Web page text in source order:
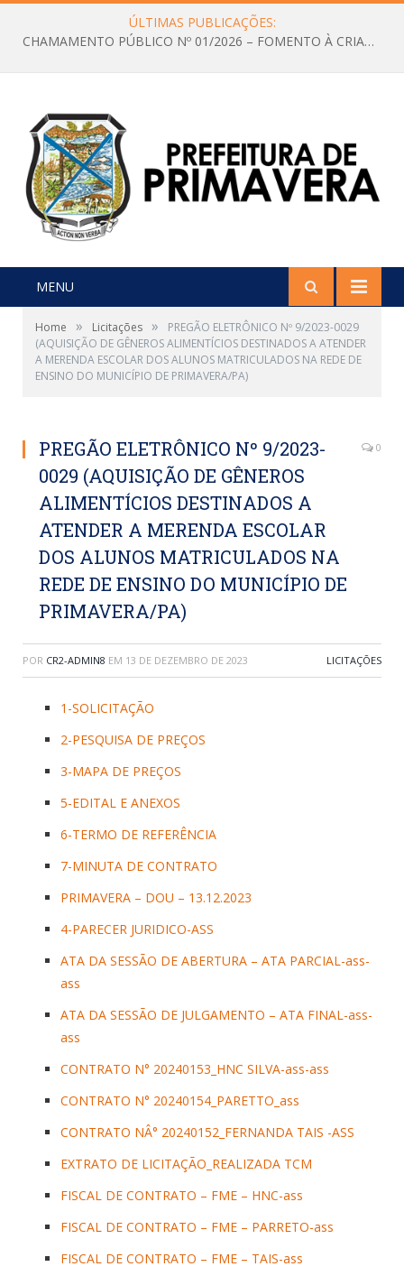
ÚLTIMAS PUBLICAÇÕES:
CHAMAMENTO PÚBLICO Nº 01/2026 – FOMENTO À CRIAÇÃO E A CIRCULAÇÃO DE PRODUÇÕES CULTURAIS – Aldir Blanc
MENU
Home » Licitações »
PREGÃO ELETRÔNICO Nº 9/2023-0029
(AQUISIÇÃO DE GÊNEROS ALIMENTÍCIOS DESTINADOS A ATENDER
A MERENDA ESCOLAR DOS ALUNOS MATRICULADOS NA REDE DE
ENSINO DO MUNICÍPIO DE PRIMAVERA/PA)
PREGÃO ELETRÔNICO Nº 9/2023-
0029 (AQUISIÇÃO DE GÊNEROS
ALIMENTÍCIOS DESTINADOS A
ATENDER A MERENDA ESCOLAR
DOS ALUNOS MATRICULADOS NA
REDE DE ENSINO DO MUNICÍPIO DE
PRIMAVERA/PA)
0
POR CR2-ADMIN8 EM 13 DE DEZEMBRO DE 2023 LICITAÇÕES
1-SOLICITAÇÃO
2-PESQUISA DE PREÇOS
3-MAPA DE PREÇOS
5-EDITAL E ANEXOS
6-TERMO DE REFERÊNCIA
7-MINUTA DE CONTRATO
PRIMAVERA – DOU – 13.12.2023
4-PARECER JURIDICO-ASS
ATA DA SESSÃO DE ABERTURA – ATA PARCIAL-ass-
ass
ATA DA SESSÃO DE JULGAMENTO – ATA FINAL-ass-
ass
CONTRATO N° 20240153_HNC SILVA-ass-ass
CONTRATO N° 20240154_PARETTO_ass
CONTRATO NÂ° 20240152_FERNANDA TAIS -ASS
EXTRATO DE LICITAÇÃO_REALIZADA TCM
FISCAL DE CONTRATO – FME – HNC-ass
FISCAL DE CONTRATO – FME – PARRETO-ass
FISCAL DE CONTRATO – FME – TAIS-ass